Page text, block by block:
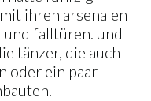
ihren arsenalen
falltüren. und
tänzer, die auch
oder ein paar